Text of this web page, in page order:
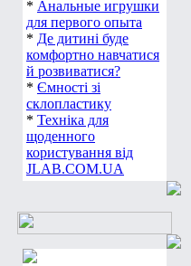
* Анальные игрушки
для первого опыта
* Де дитині буде
комфортно навчатися
й розвиватися?
* Ємності зі
склопластику
* Техніка для
щоденного
користування від
JLAB.COM.UA